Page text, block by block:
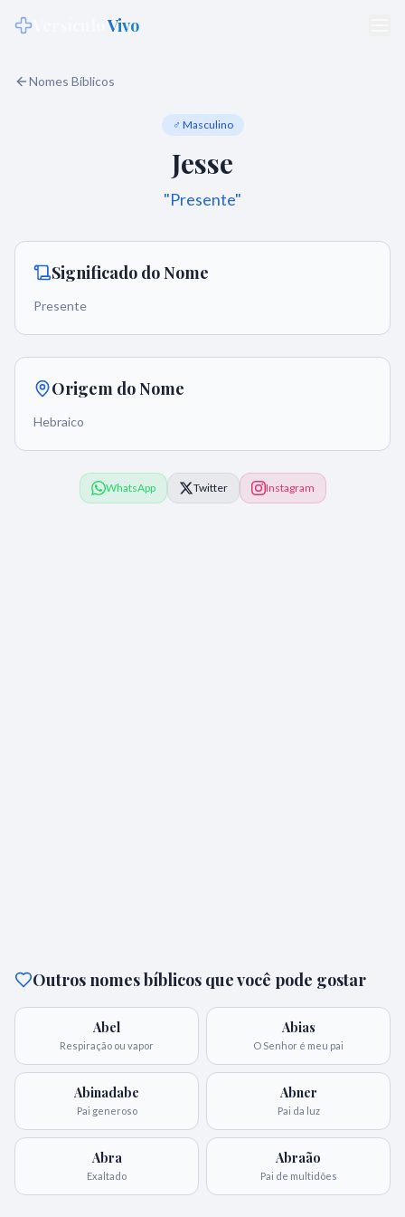
Vivo
Nomes Bíblicos
♂ Masculino
Jesse
"Presente"
Significado do Nome
Presente
Origem do Nome
Hebraico
WhatsApp Twitter Instagram
Outros nomes bíblicos que você pode gostar
Abel
Respiração ou vapor
Abias
O Senhor é meu pai
Abinadabe
Pai generoso
Abner
Pai da luz
Abra
Exaltado
Abraão
Pai de multidões